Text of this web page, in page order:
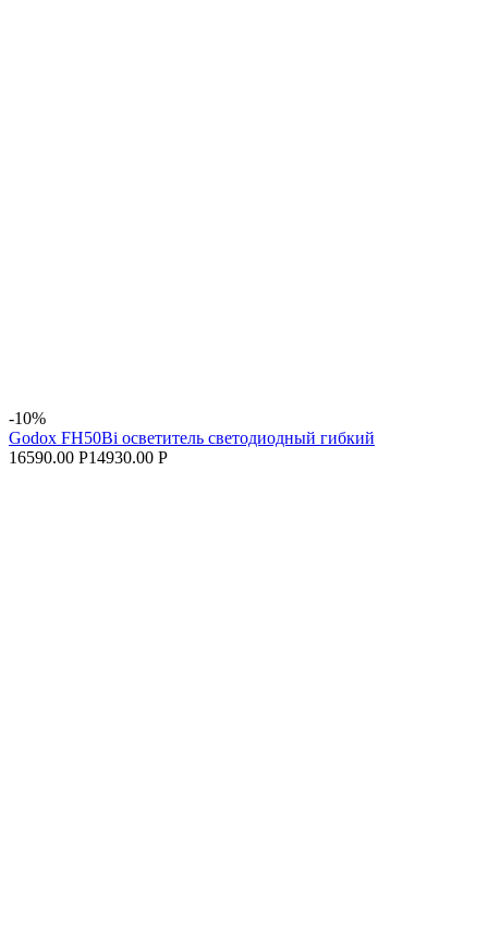
-10%
Godox FH50Bi осветитель светодиодный гибкий
16590.00 Р14930.00 Р